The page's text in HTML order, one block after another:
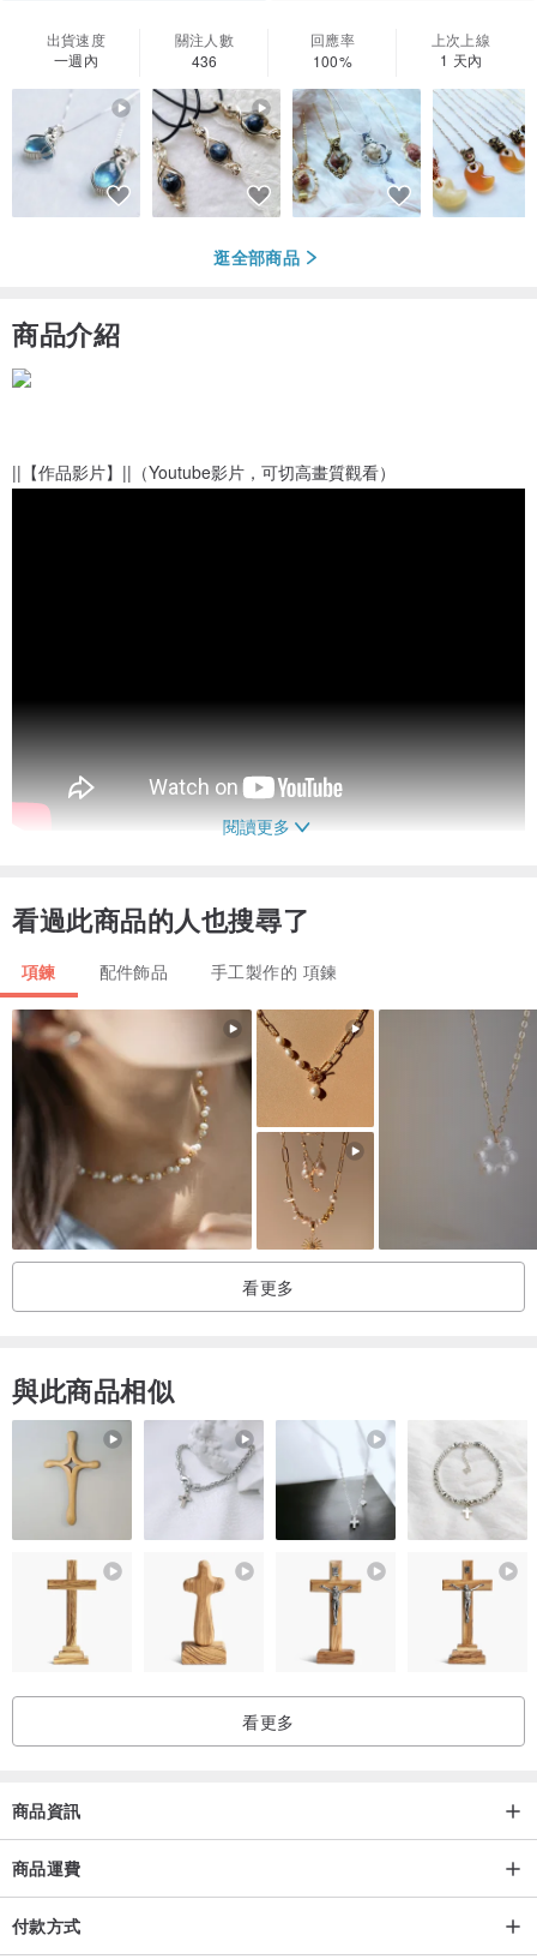
加入關注
出貨速度
一週內
關注人數
436
回應率
100%
上次上線
1 天內
逛全部商品
商品介紹
||【作品影片】||（Youtube影片，可切高畫質觀看）
「楊柳青青著地垂，楊花漫漫攪天飛。柳條折盡花飛盡，借問行人歸
不歸？」
—隋代、無名氏《送別》
詮釋著自信的丹泉石，圍繞著銀線的纏繞，如同隨風揚起之柳絮。成
年人的我們，是否都能成熟的面對生命中的離別呢?
主石 : 丹泉石(坦桑石)
材質：美國珠寶專用藝術銅線（黃銅鍍925銀外包特殊防氧化保護
層）
||【尺寸】||
裸石：約14 mm x 12 mm
吊墜尺寸:約 30 x 13 mm
繩/鍊長：約 47cm (含扣帶針)
||【主石簡介】||
•丹泉石（Tanzanite），原名坦桑石，為藍或藍紫色的多色性寶石，
心」就是丹泉石。
閱讀更多
看過此商品的人也搜尋了
項鍊 配件飾品 手工製作的 項鍊
看更多
與此商品相似
看更多
商品資訊
商品運費
付款方式